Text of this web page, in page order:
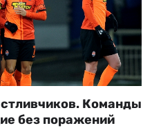
Команды
без поражений